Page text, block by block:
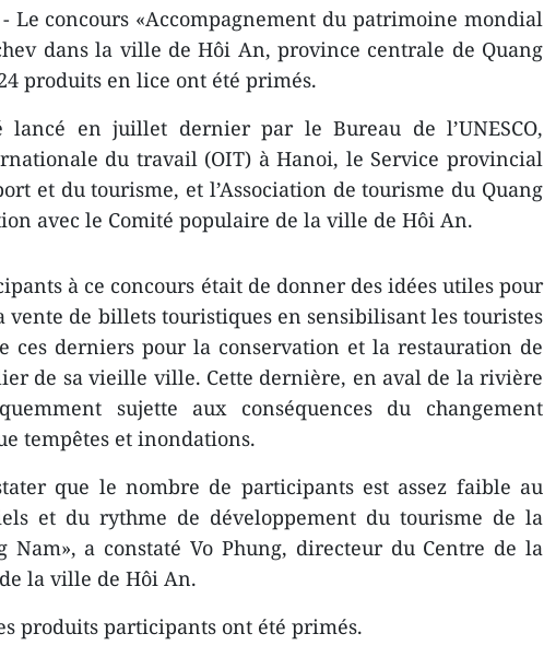
Le concours «Accompagnement du patrimoine mondial
dans la ville de Hôi An, province centrale de Quang
produits en ​lice ont été primés.
lancé ​en juillet dernier par le Bureau de l’UNESCO,
du travail (OIT) à Hanoi, le Service provincial
et du tourisme, et l’Association de tourisme du Quang
avec le Comité populaire de la ville de Hôi An.
à ce concours ​était de donner ​des idées ​utiles ​pour
vente de billets touristiques en sensibilisant les touristes
ces ​derniers pour la conservation et la restauration de
de sa vieille ville. Cette dernière, en aval de la rivière
sujette aux conséquences du changement
tempêtes et inondations.
que le nombre de participants est assez faible au
et du rythme de développement du tourisme de la
Nam», a constaté Vo Phung, directeur du Centre de la
la ville de Hôi An.
produits participants ont été primés.